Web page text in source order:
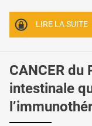
LIRE LA SUITE
CANCER du
intestinale